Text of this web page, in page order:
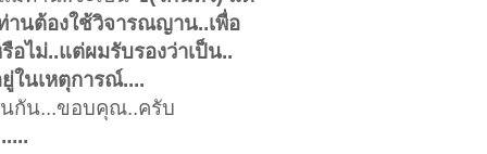
านต้องใช้วิจารณญาน..เพื่อ
อไม่..แต่ผมรับรองว่าเป็น..
ยู่ในเหตุการณ์....
กัน...ขอบคุณ..ครับ